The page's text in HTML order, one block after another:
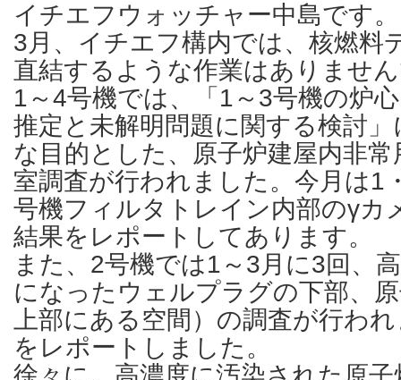
イチエフウォッチャー中島です。
3月、イチエフ構内では、核燃料
直結するような作業はありませ
1～4号機では、「1～3号機の炉
推定と未解明問題に関する検討
な目的とした、原子炉建屋内非
室調査が行われました。今月は1
号機フィルタトレイン内部のγカ
結果をレポートしてあります。
また、2号機では1～3月に3回、
になったウェルプラグの下部、
上部にある空間）の調査が行わ
をレポートしました。